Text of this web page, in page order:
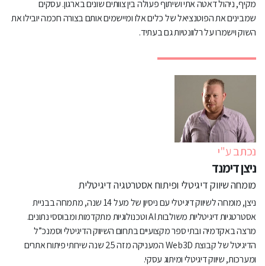
מקיף, ניהול דאטה אתי ושיתוף פעולה בין צוותים שונים בארגון. עסקים
שמבינים את הפוטנציאל של כלים אלו ומיישמים אותם בצורה חכמה יובילו את
השוק וישמרו על רלוונטיות גם בעתיד.
נכתב ע"י
ניצן דימנד
מומחה שיווק דיגיטלי ופיתוח אסטרטגיה דיגיטלית
ניצן, מומחה לשיווק דיגיטלי עם ניסיון של מעל 14 שנה, מתמחה בבניית
אסטרטגיות דיגיטליות משולבות AI וטכנולוגיות מתקדמות ומבוססי נתונים.
מרצה באקדמיה ובתי ספר מקצועיים בתחום השיווק הדיגיטלי וסמנכ”ל
הדיגיטל של קבוצת Web3D המעניקה מזה 25 שנה שירותי פיתוח אתרים
ומערכות, שיווק דיגיטלי ומיתוג עסקי.